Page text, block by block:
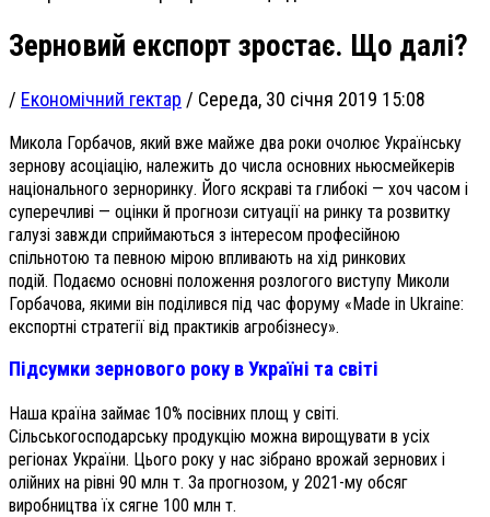
Зерновий експорт зростає. Що далі?
/ Економічний гектар / Середа, 30 січня 2019 15:08
Микола Горбачов, який вже майже два роки очолює Українську
зернову асоціацію, належить до числа основних ньюсмейкерів
національного зерноринку. Його яскраві та глибокі — хоч часом і
суперечливі — оцінки й прогнози ситуації на ринку та розвитку
галузі завжди сприймаються з інтересом професійною
спільнотою та певною мірою впливають на хід ринкових
подій. Подаємо основні положення розлогого виступу Миколи
Горбачова, якими він поділився під час форуму «Made in Ukraine:
експортні стратегії від практиків агробізнесу».
Підсумки зернового року в Україні та світі
Наша країна займає 10% посівних площ у світі.
Сільськогосподарську продукцію можна вирощувати в усіх
регіонах України. Цього року у нас зібрано врожай зернових і
олійних на рівні 90 млн т. За прогнозом, у 2021-му обсяг
виробництва їх сягне 100 млн т.